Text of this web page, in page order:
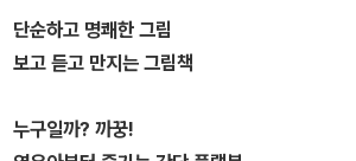
단순하고 명쾌한 그림
보고 듣고 만지는 그림책
누구일까? 까꿍!